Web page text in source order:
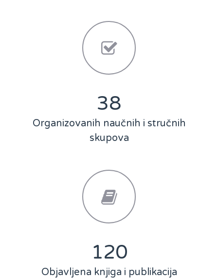
50
Organizovanih naučnih i stručnih
skupova
159
Objavljena knjiga i publikacija